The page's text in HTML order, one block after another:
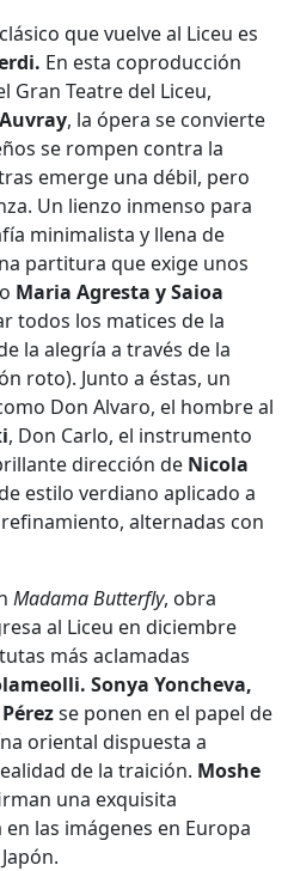
que vuelve al Liceu es
En esta coproducción
Gran Teatre del Liceu,
, la ópera se convierte
se rompen contra la
emerge una débil, pero
Un lienzo inmenso para
minimalista y llena de
partitura que exige unos
Maria Agresta y Saioa
todos los matices de la
la alegría a través de la
roto). Junto a éstas, un
Don Alvaro, el hombre al
, Don Carlo, el instrumento
dirección de Nicola
estilo verdiano aplicado a
alternadas con
Madama Butterfly, obra
al Liceu en diciembre
más aclamadas
Sonya Yoncheva,
se ponen en el papel de
oriental dispuesta a
de la traición. Moshe
una exquisita
las imágenes en Europa